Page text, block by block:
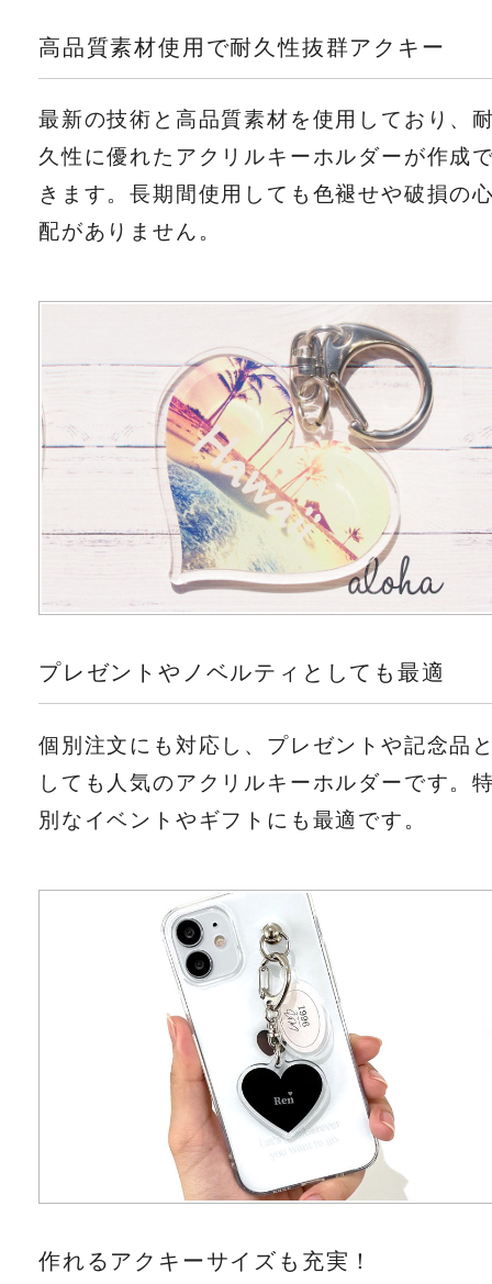
高品質素材使用で耐久性抜群アクキー
最新の技術と高品質素材を使用しており、
久性に優れたアクリルキーホルダーが作成
きます。長期間使用しても色褪せや破損の
配がありません。
プレゼントやノベルティとしても最適
個別注文にも対応し、プレゼントや記念品
しても人気のアクリルキーホルダーです。
別なイベントやギフトにも最適です。
作れるアクキーサイズも充実！